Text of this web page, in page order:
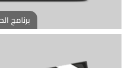
برنامج